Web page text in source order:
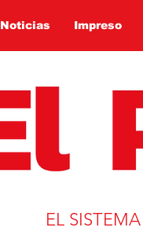
Noticias Impreso
EL